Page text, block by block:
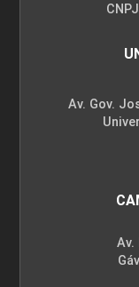
Av. Gov.
Av.